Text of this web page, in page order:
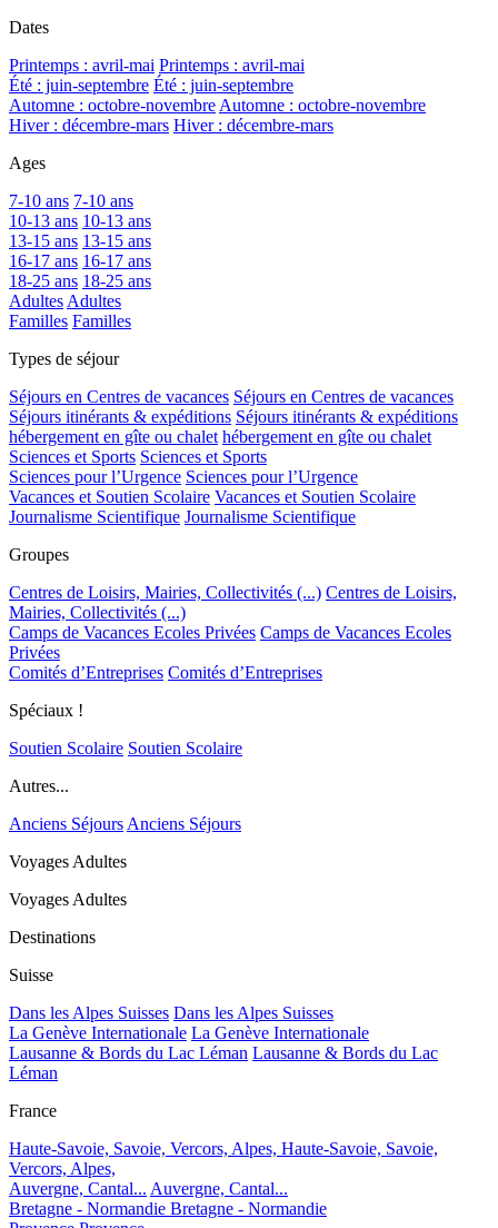
Dates
Printemps : avril-mai Printemps : avril-mai
Été : juin-septembre Été : juin-septembre
Automne : octobre-novembre Automne : octobre-novembre
Hiver : décembre-mars Hiver : décembre-mars
Ages
7-10 ans 7-10 ans
10-13 ans 10-13 ans
13-15 ans 13-15 ans
16-17 ans 16-17 ans
18-25 ans 18-25 ans
Adultes Adultes
Familles Familles
Types de séjour
Séjours en Centres de vacances Séjours en Centres de vacances
Séjours itinérants & expéditions Séjours itinérants & expéditions
hébergement en gîte ou chalet hébergement en gîte ou chalet
Sciences et Sports Sciences et Sports
Sciences pour l’Urgence Sciences pour l’Urgence
Vacances et Soutien Scolaire Vacances et Soutien Scolaire
Journalisme Scientifique Journalisme Scientifique
Groupes
Centres de Loisirs, Mairies, Collectivités (...) Centres de Loisirs,
Mairies, Collectivités (...)
Camps de Vacances Ecoles Privées Camps de Vacances Ecoles
Privées
Comités d’Entreprises Comités d’Entreprises
Spéciaux !
Soutien Scolaire Soutien Scolaire
Autres...
Anciens Séjours Anciens Séjours
Voyages Adultes
Voyages Adultes
Destinations
Suisse
Dans les Alpes Suisses Dans les Alpes Suisses
La Genève Internationale La Genève Internationale
Lausanne & Bords du Lac Léman Lausanne & Bords du Lac
Léman
France
Haute-Savoie, Savoie, Vercors, Alpes, Haute-Savoie, Savoie,
Vercors, Alpes,
Auvergne, Cantal... Auvergne, Cantal...
Bretagne - Normandie Bretagne - Normandie